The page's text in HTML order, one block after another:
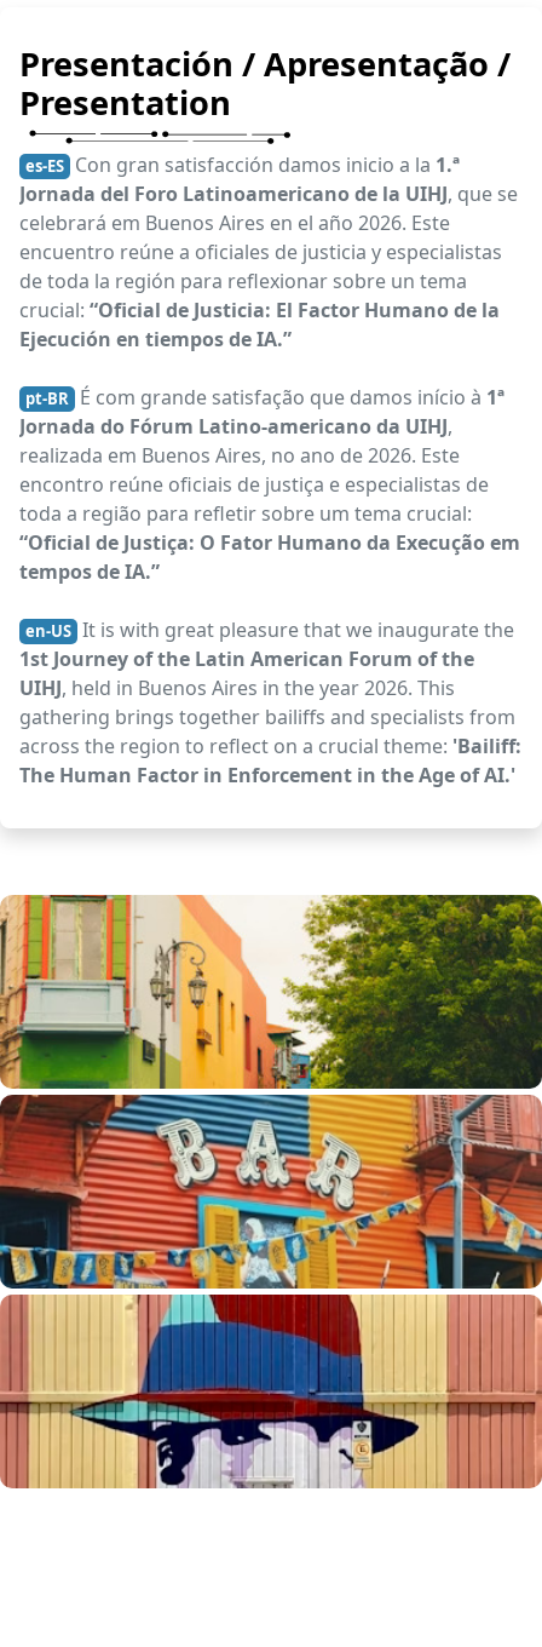
Presentación / Apresentação /
Presentation
es-ES Con gran satisfacción damos inicio a la 1.ª
Jornada del Foro Latinoamericano de la UIHJ, que se
celebrará em Buenos Aires en el año 2026. Este
encuentro reúne a oficiales de justicia y especialistas
de toda la región para reflexionar sobre un tema
crucial: “Oficial de Justicia: El Factor Humano de la
Ejecución en tiempos de IA.”
pt-BR É com grande satisfação que damos início à 1ª
Jornada do Fórum Latino-americano da UIHJ,
realizada em Buenos Aires, no ano de 2026. Este
encontro reúne oficiais de justiça e especialistas de
toda a região para refletir sobre um tema crucial:
“Oficial de Justiça: O Fator Humano da Execução em
tempos de IA.”
en-US It is with great pleasure that we inaugurate the
1st Journey of the Latin American Forum of the
UIHJ, held in Buenos Aires in the year 2026. This
gathering brings together bailiffs and specialists from
across the region to reflect on a crucial theme: 'Bailiff:
The Human Factor in Enforcement in the Age of AI.'